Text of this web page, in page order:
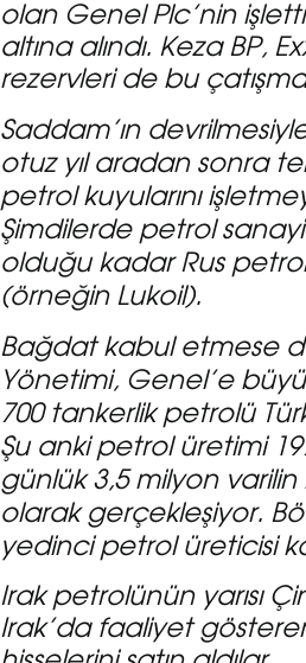
olan Genel Plc’nin
altına alındı. Keza BP,
rezervleri de bu
Saddam’ın
otuz yıl aradan sonra
petrol kuyularını
Şimdilerde petrol
olduğu kadar Rus
(örneğin Lukoil).
Bağdat kabul etmese
Yönetimi, Genel’e
700 tankerlik petrolü
Şu anki petrol üretimi
günlük 3,5 milyon
olarak gerçekleşiyor.
yedinci petrol üreticisi
Irak petrolünün yarısı
Irak’da faaliyet gösteren